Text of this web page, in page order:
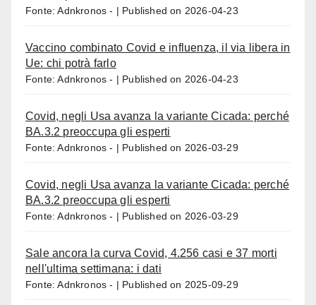
Fonte: Adnkronos - Published on 2026-04-23
Vaccino combinato Covid e influenza, il via libera in
Ue: chi potrà farlo
Fonte: Adnkronos - Published on 2026-04-23
Covid, negli Usa avanza la variante Cicada: perché
BA.3.2 preoccupa gli esperti
Fonte: Adnkronos - Published on 2026-03-29
Covid, negli Usa avanza la variante Cicada: perché
BA.3.2 preoccupa gli esperti
Fonte: Adnkronos - Published on 2026-03-29
Sale ancora la curva Covid, 4.256 casi e 37 morti
nell'ultima settimana: i dati
Fonte: Adnkronos - Published on 2025-09-29